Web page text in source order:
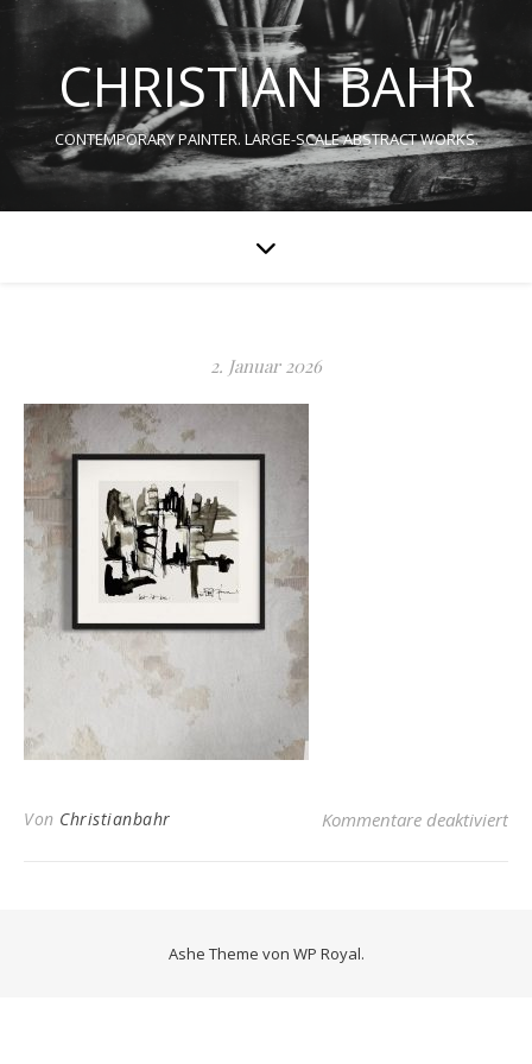
CHRISTIAN BAHR
CONTEMPORARY PAINTER. LARGE-SCALE ABSTRACT WORKS.
2. Januar 2026
Von Christianbahr Kommentare deaktiviertfür
Ashe Theme von WP Royal.